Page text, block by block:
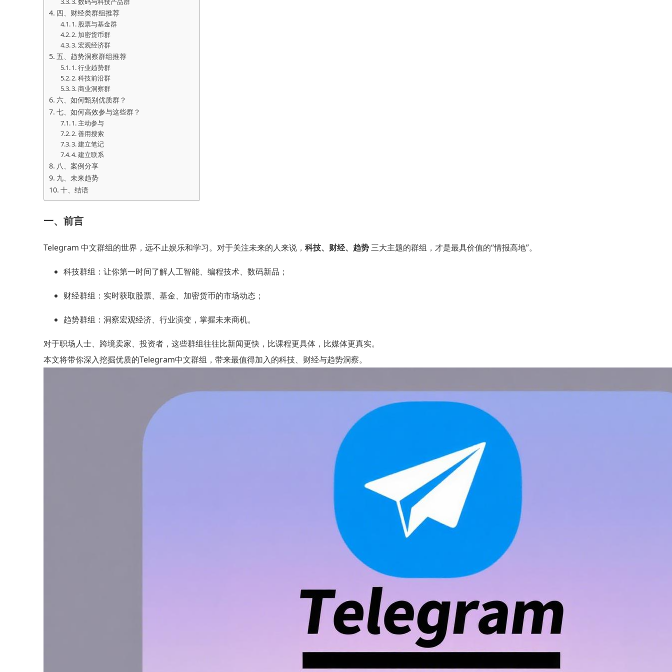
四、财经类群组推荐
1. 股票与基金群
2. 加密货币群
3. 宏观经济群
五、趋势洞察群组推荐
1. 行业趋势群
2. 科技前沿群
3. 商业洞察群
六、如何甄别优质群？
七、如何高效参与这些群？
1. 主动参与
2. 善用搜索
3. 建立笔记
4. 建立联系
八、案例分享
九、未来趋势
十、结语
一、前言
Telegram 中文群组的世界，远不止娱乐和学习。对于关注未来的人来说， 科技、财经、趋势三大主题的群组，才是最具价值的“情报高地”。
科技群组：让你第一时间了解人工智能、编程技术、数码新品；
财经群组：实时获取股票、基金、加密货币的市场动态；
趋势群组：洞察宏观经济、行业演变，掌握未来商机。
对于职场人士、跨境卖家、投资者，这些群组往往比新闻更快，比课程更具体，比媒体更真实。
本文将带你深入挖掘优质的Telegram中文群组，带来最值得加入的科技、财经与趋势洞察。